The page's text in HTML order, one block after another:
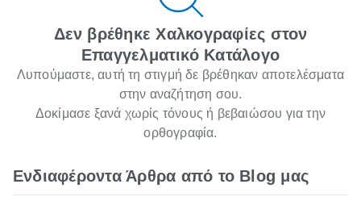
Δεν βρέθηκε Χαλκογραφίες στον
Επαγγελματικό Κατάλογο
Λυπούμαστε, αυτή τη στιγμή δε βρέθηκαν αποτελέσματα
στην αναζήτηση σου.
Δοκίμασε ξανά χωρίς τόνους ή βεβαιώσου για την
ορθογραφία.
Ενδιαφέροντα Άρθρα από το Blog μας